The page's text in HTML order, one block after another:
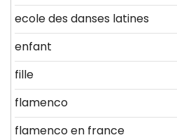
ecole des danses latines
enfant
fille
flamenco
flamenco en france